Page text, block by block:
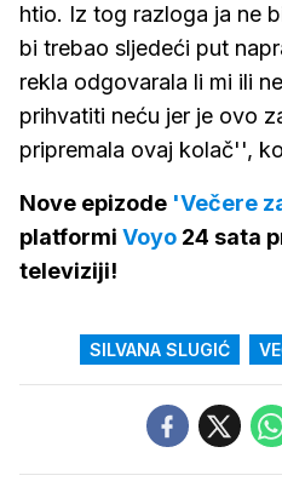
htio. Iz tog razloga ja ne
bi trebao sljedeći put
rekla odgovarala li mi ili
prihvatiti neću jer je ovo
pripremala ovaj kolač'',
Nove epizode 'Večere
platformi Voyo 24 sata
televiziji!
SILVANA SLUGIĆ